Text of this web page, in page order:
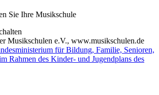
Sie Ihre Musikschule
Musikschulen e.V., www.musikschulen.de